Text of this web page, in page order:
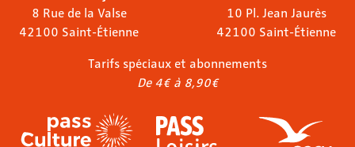
8 Rue de la Valse
42100 Saint-Étienne
10 Pl. Jean Jaurès
42100 Saint-Étienne
Tarifs spéciaux et abonnements
De 4€ à 8,90€